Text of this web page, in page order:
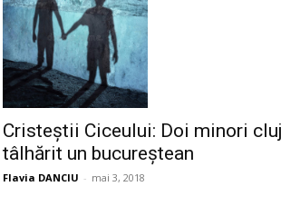
Cristeștii Ciceului: Doi minori
tâlhărit un bucureștean
Flavia DANCIU - mai 3, 2018